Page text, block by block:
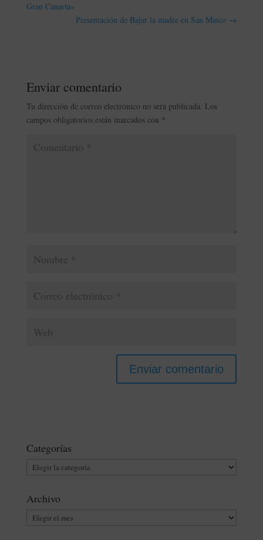
Gran Canaria»
Presentación de Bajar la madre en San Mateo →
Enviar comentario
Tu dirección de correo electrónico no será publicada. Los
campos obligatorios están marcados con *
Categorías
Categorías
Archivo
Archivo